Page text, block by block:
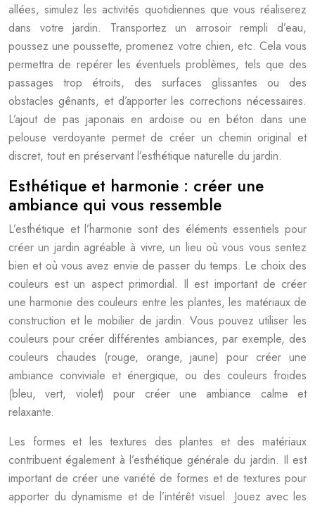
allées, simulez les activités quotidiennes que vous réaliserez
dans votre jardin. Transportez un arrosoir rempli d’eau,
poussez une poussette, promenez votre chien, etc. Cela vous
permettra de repérer les éventuels problèmes, tels que des
passages trop étroits, des surfaces glissantes ou des
obstacles gênants, et d’apporter les corrections nécessaires.
L’ajout de pas japonais en ardoise ou en béton dans une
pelouse verdoyante permet de créer un chemin original et
discret, tout en préservant l’esthétique naturelle du jardin.
Esthétique et harmonie : créer une
ambiance qui vous ressemble
L’esthétique et l’harmonie sont des éléments essentiels pour
créer un jardin agréable à vivre, un lieu où vous vous sentez
bien et où vous avez envie de passer du temps. Le choix des
couleurs est un aspect primordial. Il est important de créer
une harmonie des couleurs entre les plantes, les matériaux de
construction et le mobilier de jardin. Vous pouvez utiliser les
couleurs pour créer différentes ambiances, par exemple, des
couleurs chaudes (rouge, orange, jaune) pour créer une
ambiance conviviale et énergique, ou des couleurs froides
(bleu, vert, violet) pour créer une ambiance calme et
relaxante.
Les formes et les textures des plantes et des matériaux
contribuent également à l’esthétique générale du jardin. Il est
important de créer une variété de formes et de textures pour
apporter du dynamisme et de l’intérêt visuel. Jouez avec les